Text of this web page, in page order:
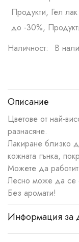
Продукти, Гел
до -30%,
Наличност:
В
Описание
Цветове от най-
разнасяне.
Лакиране близко
кожната гънка,
Можете да
Лесно може да се
Без аромати!
Информация за